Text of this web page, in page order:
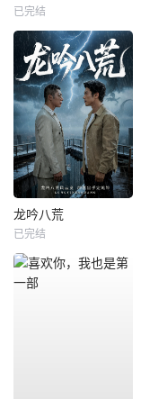
已完结
龙吟八荒
已完结